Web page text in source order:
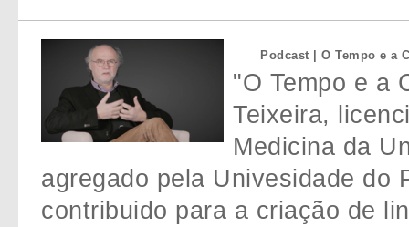
Podcast | O Tempo e a
"O Tempo e a
Teixeira,
Medicina da
agregado pela Univesidade do
contribuido para a criação de